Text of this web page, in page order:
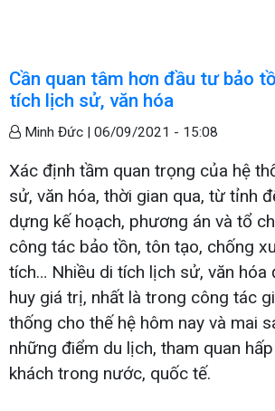
Cần quan tâm hơn đầu tư bảo
tích lịch sử, văn hóa
Minh Đức | 06/09/2021 - 15:08
Xác định tầm quan trọng của hệ
sử, văn hóa, thời gian qua, từ tỉnh
dựng kế hoạch, phương án và tổ
công tác bảo tồn, tôn tạo, chống
tích… Nhiều di tích lịch sử, văn hóa
huy giá trị, nhất là trong công tác
thống cho thế hệ hôm nay và mai
những điểm du lịch, tham quan
khách trong nước, quốc tế.